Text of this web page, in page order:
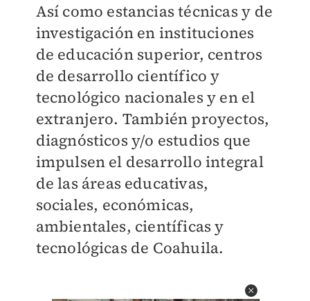
Así como estancias técnicas y de
investigación en instituciones
de educación superior, centros
de desarrollo científico y
tecnológico nacionales y en el
extranjero. También proyectos,
diagnósticos y/o estudios que
impulsen el desarrollo integral
de las áreas educativas,
sociales, económicas,
ambientales, científicas y
tecnológicas de Coahuila.